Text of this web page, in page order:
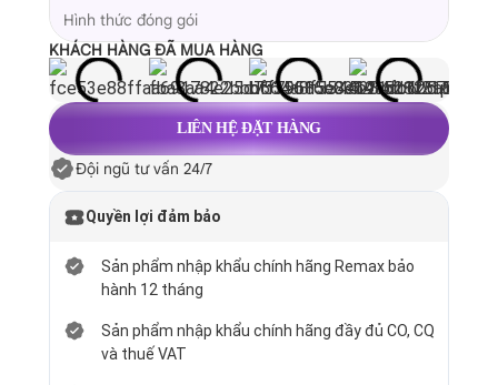
Hình thức đóng gói
KHÁCH HÀNG ĐÃ MUA HÀNG
LIÊN HỆ ĐẶT HÀNG
Đội ngũ tư vấn 24/7
Quyền lợi đảm bảo
Sản phẩm nhập khẩu chính hãng Remax bảo
hành 12 tháng
Sản phẩm nhập khẩu chính hãng đầy đủ CO, CQ
và thuế VAT